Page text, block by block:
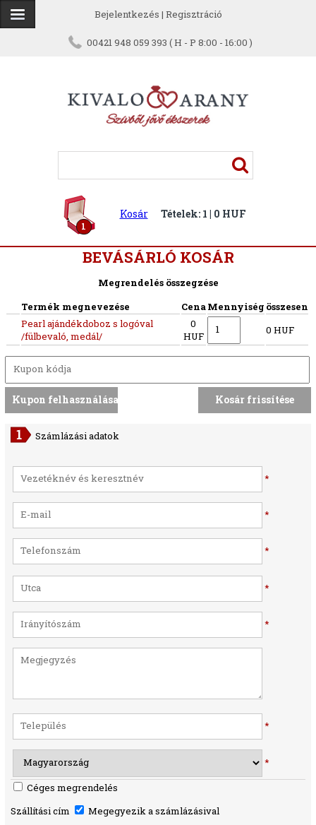
Bejelentkezés | Regisztráció
00421 948 059 393 ( H - P 8:00 - 16:00 )
1
Kosár Tételek: 1 | 0 HUF
BEVÁSÁRLÓ KOSÁR
Megrendelés összegzése
Termék megnevezése
CenaMennyiség összesen
Pearl ajándékdoboz s logóval
/fülbevaló, medál/
0
HUF
0 HUF
Számlázási adatok
*
*
*
*
*
*
*
Céges megrendelés
Szállítási cím
Megegyezik a számlázásival